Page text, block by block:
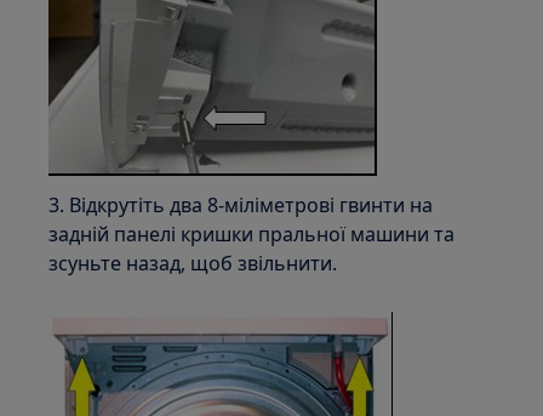
3. Відкрутіть два 8-міліметрові гвинти на
задній панелі кришки пральної машини та
зсуньте назад, щоб звільнити.